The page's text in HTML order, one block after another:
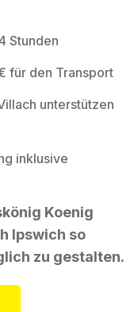
Stunden
für den Transport
unterstützen
inklusive
Koenig
Ipswich so
zu gestalten.